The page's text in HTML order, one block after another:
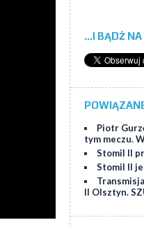
...I BĄDŹ
Piotr
tym meczu.
Stomil II
Stomil II
II Olsztyn.